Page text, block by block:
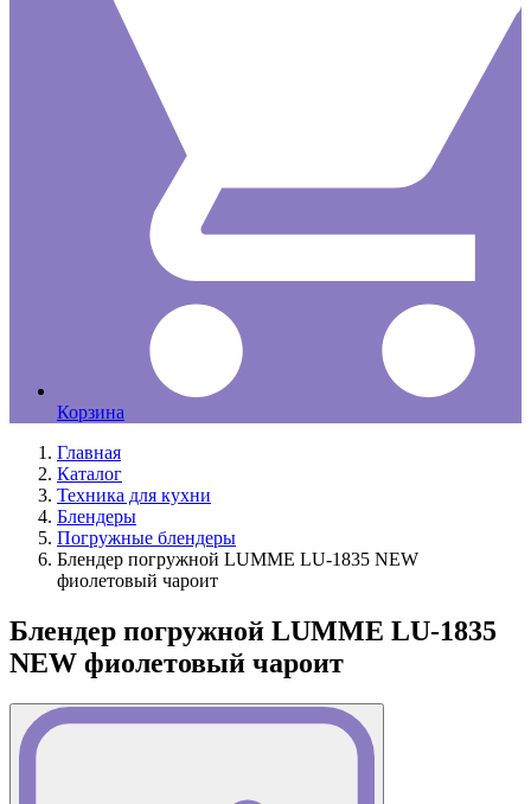
Корзина
Главная
Каталог
Техника для кухни
Блендеры
Погружные блендеры
Блендер погружной LUMME LU-1835 NEW
фиолетовый чароит
Блендер погружной LUMME LU-1835
NEW фиолетовый чароит